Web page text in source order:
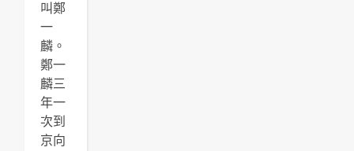
叫鄭
一
麟。
鄭一
麟三
年一
次到
京向